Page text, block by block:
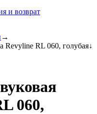
и возврат
→
Revyline RL 060, голубая↓
060,